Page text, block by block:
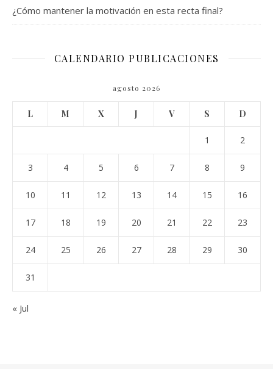
¿Cómo mantener la motivación en esta recta final?
CALENDARIO PUBLICACIONES
agosto 2026
L M X J V S D
1 2
3 4 5 6 7 8 9
10 11 12 13 14 15 16
17 18 19 20 21 22 23
24 25 26 27 28 29 30
31
« Jul